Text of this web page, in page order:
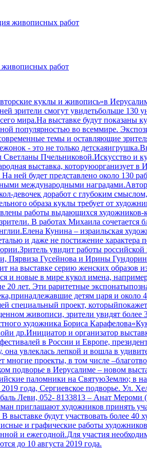
живописных работ
живописных работ
куклы и живопись»в
зрители смогут увидетьбольше
мира.На выставке будут показаны
популярностью во всеммире.
темы и оставляющие
- это не только
Пчельниковой.Искусство и
выставка, которуюорганизует
ней будет представлено около
международными
девочек доработ с глубоким
образа куклы требует от
работы выдающихся
В работах Михаила сочетается
Кунина – израильская
и даже не постижение
увидит работы
Пярвиза Гусейнова и Ирины
на выставке серию женских
и новые в мире кукол имена,
лет. Эти раритетные
детям царя и
проект,
живописи, зрители увидят
художника Бориса
и организатор
в России и Европе,
увлеклась лепкой и вошла в
многие проекты, в том числе
подворье в Иерусалиме – новом
паломники на СвятуюЗемлю; в
года, Сергиевское подворье. Ул.
Леви, 052- 8133813 – Анат Мероми
приглашают художников принять
будут участвовать более
и графические работы
и ежегодной.Для участия
до 10 августа 2019 года.